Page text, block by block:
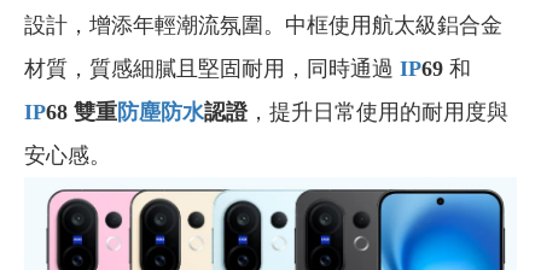
設計，增添年輕潮流氛圍。中框使用航太級鋁合金
材質，質感細膩且堅固耐用，同時通過 IP69 和
IP68 雙重防塵防水認證，提升日常使用的耐用度與
安心感。